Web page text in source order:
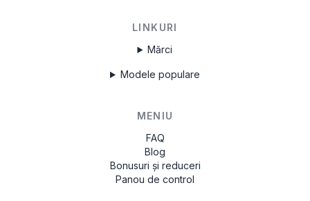
LINKURI
Mărci
Modele populare
MENIU
FAQ
Blog
Bonusuri și reduceri
Panou de control